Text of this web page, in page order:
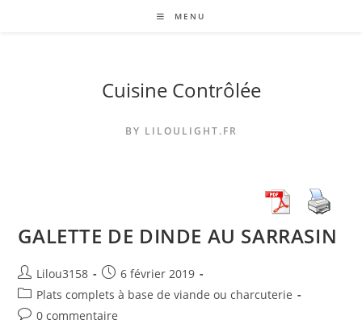
MENU
Cuisine Contrôlée
BY LILOULIGHT.FR
GALETTE DE DINDE AU SARRASIN
Auteur/autrice
de
la
publication :
Lilou3158
Publication
publiée :
6 février 2019
Post
category:
Plats complets à base de viande ou charcuterie
Commentaires
0 commentaire